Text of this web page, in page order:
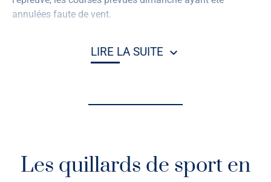
annulées faute de vent.
donné à cœur joie et ont pu disputer 4 manches de
Relativement bien établi à quelque 14 nœuds de moyenne
construit dans la baie.
Sur les 15 inscrits, seuls 6 d'entre eux figurent au
LIRE LA SUITE
Les quillards de sport en